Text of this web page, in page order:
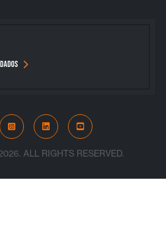
InstagramLinkedInYouTube
ALL RIGHTS RESERVED.